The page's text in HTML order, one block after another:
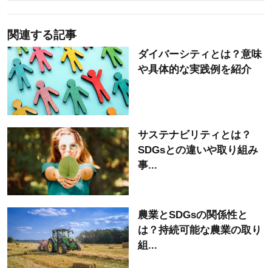
関連する記事
ダイバーシティとは？意味
や具体的な実践例を紹介
サステナビリティとは？
SDGsとの違いや取り組み
事...
農業とSDGsの関係性と
は？持続可能な農業の取り
組...